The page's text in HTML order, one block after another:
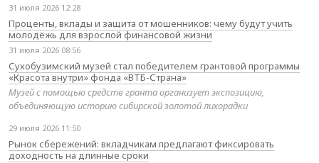
31 июля 2026 12:28
Проценты, вклады и защита от мошенников: чему будут учить
молодёжь для взрослой финансовой жизни
31 июля 2026 08:56
Сухобузимский музей стал победителем грантовой программы
«Красота внутри» фонда «ВТБ-Страна»
Музей с помощью средств гранта организует экспозицию,
объединяющую историю сибирской золотой лихорадки
29 июля 2026 11:50
Рынок сбережений: вкладчикам предлагают фиксировать
доходность на длинные сроки